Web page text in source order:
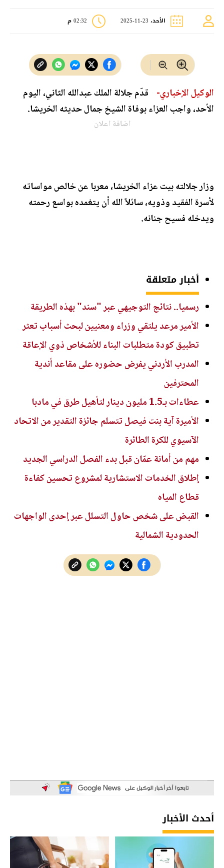
الأحد، 23-11-2025 02:32 م
الوكيل الإخباري- قدّم جلالة الملك عبدالله الثاني، اليوم
الأحد، واجب العزاء بوفاة الشيخ جمال حديثه الخريشا.
اضافة اعلان
وزار جلالته بيت عزاء الخريشا، معربا عن خالص مواساته
لأسرة الفقيد وذويه، سائلاً الله أن يتغمده بواسع رحمته
ويدخله فسيح جنانه.
أخبار متعلقة
رسميا.. نتائج التوجيهي عبر "سند" بهذه الطريقة
الأمير مرعد يلتقي وزراء ومعنيين لبحث أسباب تعثر
تطبيق كودة متطلبات البناء للأشخاص ذوي الإعاقة
المدرب الأردني يفرض حضوره على مقاعد أندية
المحترفين
عطاءات بـ1.5 مليون دينار لتأهيل طرق في مادبا
الأميرة آية بنت فيصل تتسلم جائزة التقدير من الاتحاد
الآسيوي للكرة الطائرة
مهم من أمانة عمّان قبل بدء الفصل الدراسي الجديد
إطلاق الخدمات الاستشارية لمشروع تحسين كفاءة
قطاع المياه
القبض على شخص حاول التسلل عبر إحدى الواجهات
الحدودية الشمالية
أحدث الأخبار